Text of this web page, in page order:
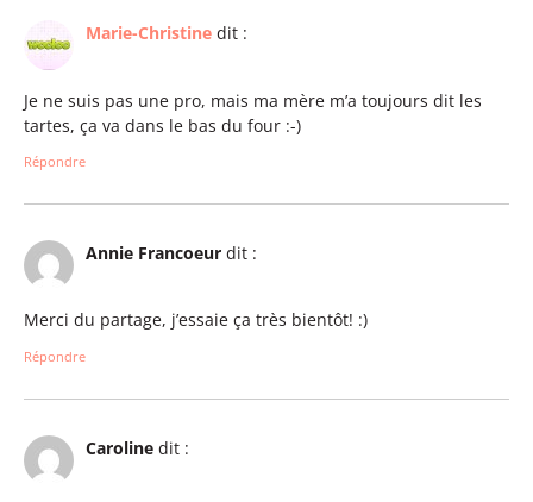
Marie-Christine dit :
Je ne suis pas une pro, mais ma mère m’a toujours dit les
tartes, ça va dans le bas du four :-)
Répondre
Annie Francoeur dit :
Merci du partage, j’essaie ça très bientôt! :)
Répondre
Caroline dit :